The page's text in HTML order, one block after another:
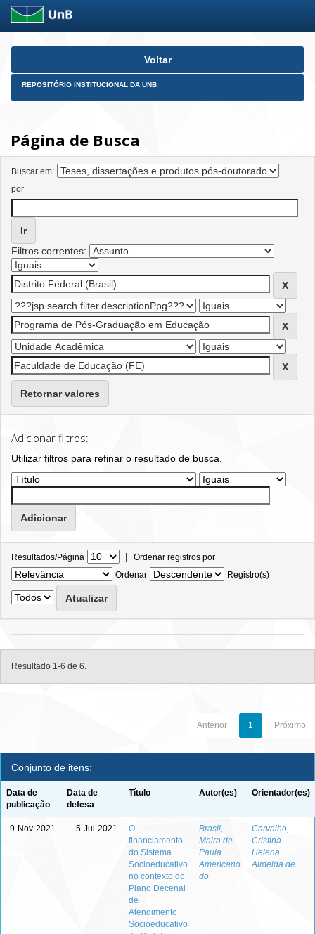
Skip
Voltar
REPOSITÓRIO INSTITUCIONAL DA UNB
Página de Busca
Buscar em:
por
Filtros correntes:
Retornar valores
Adicionar filtros:
Utilizar filtros para refinar o resultado de busca.
Resultados/Página | Ordenar registros por
Ordenar
Registro(s)
Resultado 1-6 de 6.
Anterior 1 Próximo
Conjunto de itens:
Data de
publicação
Data de
defesa
Título Autor(es) Orientador(es)
9-Nov-2021 5-Jul-2021
O
financiamento
do Sistema
Socioeducativo
no contexto do
Plano Decenal
de
Atendimento
Socioeducativo
Brasil,
Maira de
Paula
Americano
do
Carvalho,
Cristina
Helena
Almeida de